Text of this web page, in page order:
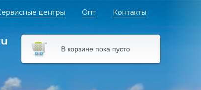
центры Опт Контакты
В корзине пока пусто